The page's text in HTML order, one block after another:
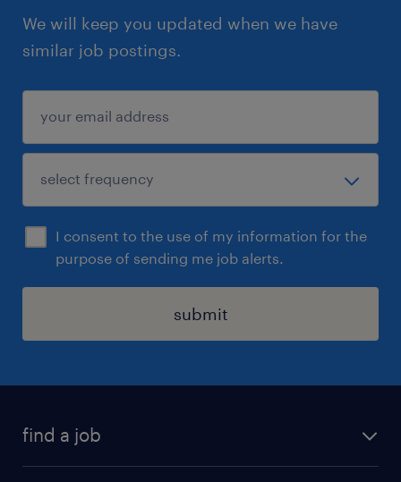
We will keep you updated when we have
similar job postings.
I consent to the use of my information for the
purpose of sending me job alerts.
submit
find a job